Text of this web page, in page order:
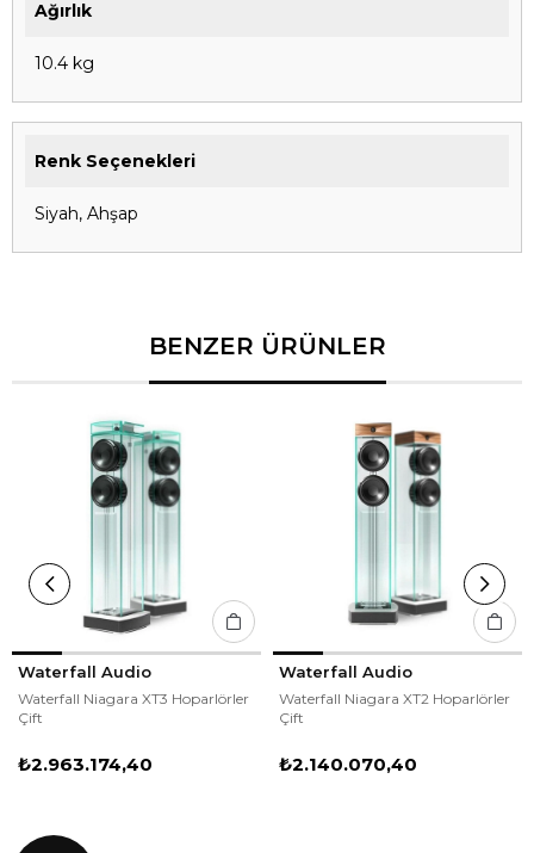
Ağırlık
10.4 kg
Renk Seçenekleri
Siyah, Ahşap
BENZER ÜRÜNLER
Waterfall Audio
Waterfall Niagara XT3 Hoparlörler
Çift
₺2.963.174,40
Waterfall Audio
Waterfall Niagara XT2 Hoparlörler
Çift
₺2.140.070,40